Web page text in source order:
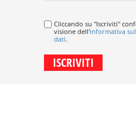
Cliccando su "Iscriviti"
visione dell'informativa
dati.